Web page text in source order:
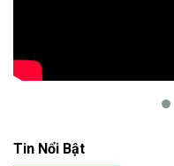
Tin Nổi Bật